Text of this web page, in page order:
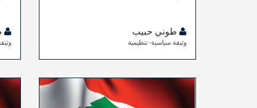
طوني حبيب
وثيقة سياسية- تنظيمية